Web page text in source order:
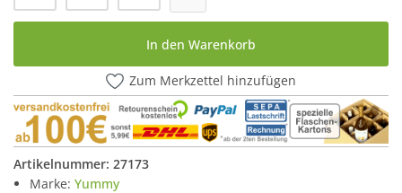
In den Warenkorb
Zum Merkzettel hinzufügen
Artikelnummer: 27173
Marke: Yummy